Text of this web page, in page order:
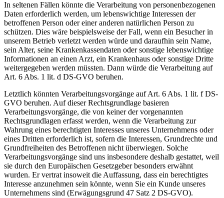
In seltenen Fällen könnte die Verarbeitung von personenbezogenen
Daten erforderlich werden, um lebenswichtige Interessen der
betroffenen Person oder einer anderen natürlichen Person zu
schützen. Dies wäre beispielsweise der Fall, wenn ein Besucher in
unserem Betrieb verletzt werden würde und daraufhin sein Name,
sein Alter, seine Krankenkassendaten oder sonstige lebenswichtige
Informationen an einen Arzt, ein Krankenhaus oder sonstige Dritte
weitergegeben werden müssten. Dann würde die Verarbeitung auf
Art. 6 Abs. 1 lit. d DS-GVO beruhen.
Letztlich könnten Verarbeitungsvorgänge auf Art. 6 Abs. 1 lit. f DS-
GVO beruhen. Auf dieser Rechtsgrundlage basieren
Verarbeitungsvorgänge, die von keiner der vorgenannten
Rechtsgrundlagen erfasst werden, wenn die Verarbeitung zur
Wahrung eines berechtigten Interesses unseres Unternehmens oder
eines Dritten erforderlich ist, sofern die Interessen, Grundrechte und
Grundfreiheiten des Betroffenen nicht überwiegen. Solche
Verarbeitungsvorgänge sind uns insbesondere deshalb gestattet, weil
sie durch den Europäischen Gesetzgeber besonders erwähnt
wurden. Er vertrat insoweit die Auffassung, dass ein berechtigtes
Interesse anzunehmen sein könnte, wenn Sie ein Kunde unseres
Unternehmens sind (Erwägungsgrund 47 Satz 2 DS-GVO).